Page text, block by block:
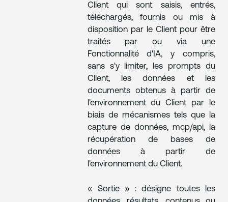
Client qui sont saisis, entrés,
téléchargés, fournis ou mis à
disposition par le Client pour être
traités par ou via une
Fonctionnalité d'IA, y compris,
sans s'y limiter, les prompts du
Client, les données et les
documents obtenus à partir de
l'environnement du Client par le
biais de mécanismes tels que la
capture de données, mcp/api, la
récupération de bases de
données à partir de
l'environnement du Client.
« Sortie » : désigne toutes les